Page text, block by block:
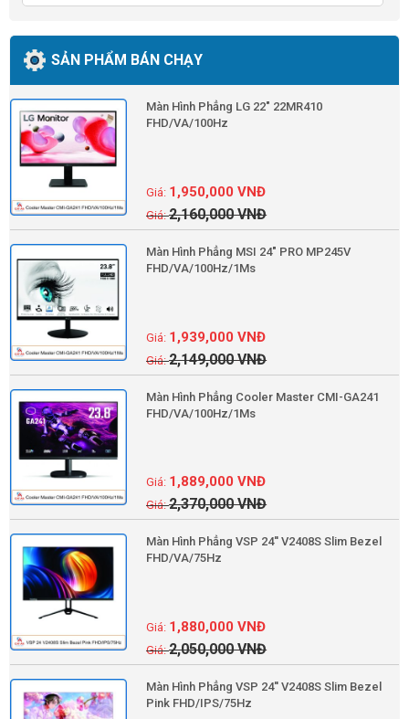
SẢN PHẨM BÁN CHẠY
Màn Hình Phẳng LG 22" 22MR410
FHD/VA/100Hz
2,160,000VNĐ
1,950,000VNĐ
Màn Hình Phẳng MSI 24" PRO MP245V
FHD/VA/100Hz/1Ms
2,149,000VNĐ
1,939,000VNĐ
Màn Hình Phẳng Cooler Master CMI-GA241
FHD/VA/100Hz/1Ms
2,370,000VNĐ
1,889,000VNĐ
Màn Hình Phẳng VSP 24'' V2408S Slim Bezel
FHD/VA/75Hz
2,050,000VNĐ
1,880,000VNĐ
Màn Hình Phẳng VSP 24'' V2408S Slim Bezel
Pink FHD/IPS/75Hz